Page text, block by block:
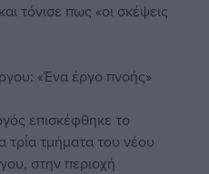
τόνισε πως «οι σκέψεις
«Ένα έργο πνοής»
επισκέφθηκε το
τρία τμήματα του νέου
στην περιοχή